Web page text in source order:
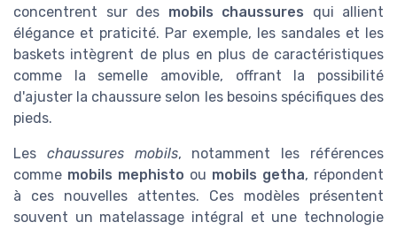
concentrent sur des mobils chaussures qui allient
élégance et praticité. Par exemple, les sandales et les
baskets intègrent de plus en plus de caractéristiques
comme la semelle amovible, offrant la possibilité
d'ajuster la chaussure selon les besoins spécifiques des
pieds.
Les chaussures mobils, notamment les références
comme mobils mephisto ou mobils getha, répondent
à ces nouvelles attentes. Ces modèles présentent
souvent un matelassage intégral et une technologie